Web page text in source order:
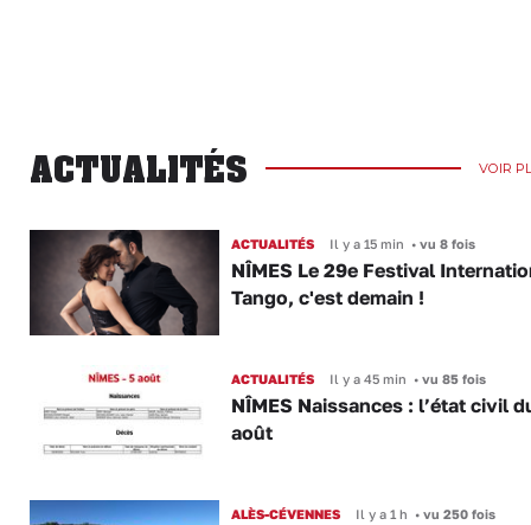
ACTUALITÉS VOIR
ACTUALITÉS Il y a 15 min •vu 8 fois
NÎMES Le 29e Festival
Tango, c'est demain !
ACTUALITÉS Il y a 45 min •vu 85 fois
NÎMES Naissances : l’état civil
août
ALÈS-CÉVENNES Il y a 1 h •vu 250 fois